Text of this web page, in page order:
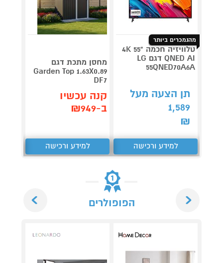
מהנמכרים ביותר
טלוויזיה חכמה "55 4K
QNED AI דגם LG
55QNED70A6A
תן הצעה מעל
1,589
₪
למידע ורכישה
מחסן מתכת דגם
Garden Top 1.63X0.89
DF7
קנה עכשיו
ב-₪949
למידע ורכישה
הפופולרים